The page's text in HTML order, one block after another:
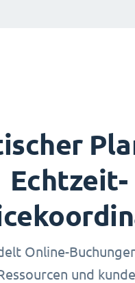
Echtzeit-
Online-
und